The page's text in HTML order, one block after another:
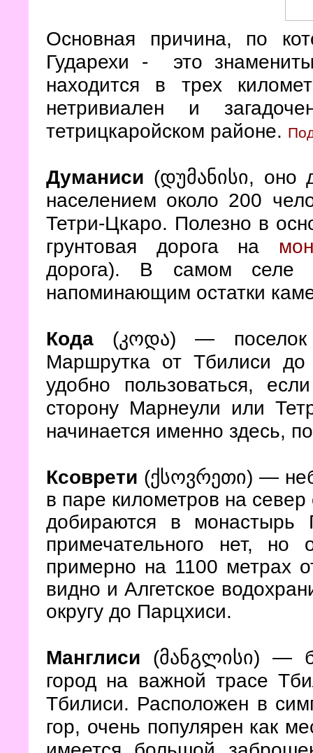
Основная причина, по
Гударехи - это
находится в трех
нетривиален и
тетрицкаройском районе.
Думаниси (დუმანისი,
населением около 200
Тетри-Цкаро. Полезно в
грунтовая дорога на
дорога). В самом селе
напоминающим остатки
Кода (კოდა) — поселок
Маршрутка от Тбилиси
удобно пользоваться,
сторону Марнеули или
начинается именно здесь,
Ксоврети (ქსოვრეთი) —
в паре километров на
добираются в монастырь
примечательного нет, но
примерно на 1100 метрах
видно и Алгетское
округу до Парцхиси.
Манглиси (მანგლისი) —
город на важной трасе
Тбилиси. Расположен в
гор, очень популярен как